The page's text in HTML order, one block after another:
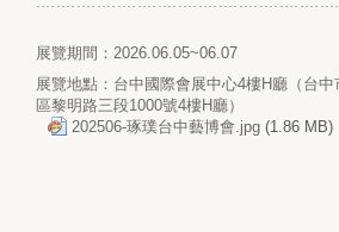
展覽期間：2026.06.05~06.07
展覽地點：台中國際會展中心4樓H廳（台中
區黎明路三段1000號4樓H廳）
202506-琢璞台中藝博會.jpg (1.86 MB)